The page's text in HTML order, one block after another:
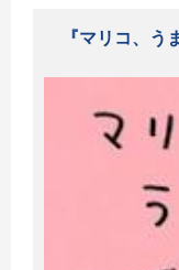
『マリコ、う